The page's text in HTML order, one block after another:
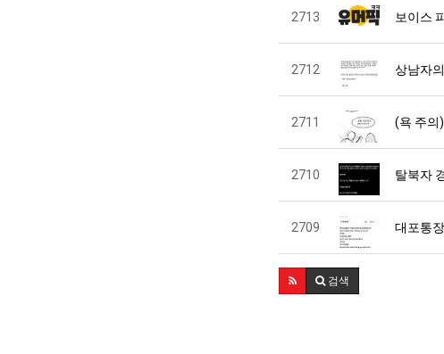
2713 보이스
2712 상남자
2711 (욕 주의
2710 탈북자
2709 대포통
검색